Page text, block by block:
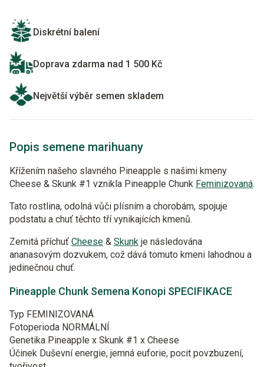
Diskrétní balení
Doprava zdarma nad 1 500 Kč
Největší výběr semen skladem
Popis semene marihuany
Křížením našeho slavného Pineapple s našimi kmeny
Cheese & Skunk #1 vznikla Pineapple Chunk Feminizovaná.
Tato rostlina, odolná vůči plísním a chorobám, spojuje
podstatu a chuť těchto tří vynikajících kmenů.
Zemitá příchuť Cheese & Skunk je následována
ananasovým dozvukem, což dává tomuto kmeni lahodnou a
jedinečnou chuť.
Pineapple Chunk Semena Konopi SPECIFIKACE
Typ FEMINIZOVANÁ
Fotoperioda NORMÁLNÍ
Genetika Pineapple x Skunk #1 x Cheese
Účinek Duševní energie, jemná euforie, pocit povzbuzení,